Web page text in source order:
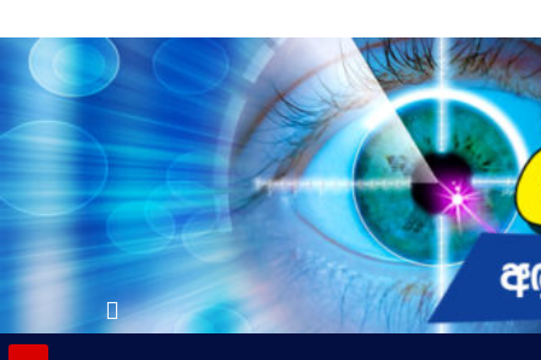
to
contentvinivida.lk